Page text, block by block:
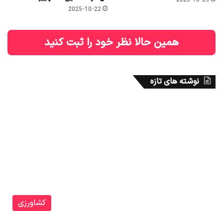
2025-10-22
همین حالا نظر خود را ثبت کنید
نوشته های تازه
کشاورزی